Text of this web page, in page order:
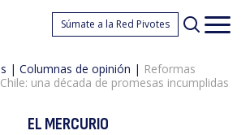
Súmate a la Red Pivotes
| Columnas de opinión | Reformas
una década de promesas incumplidas
EL MERCURIO